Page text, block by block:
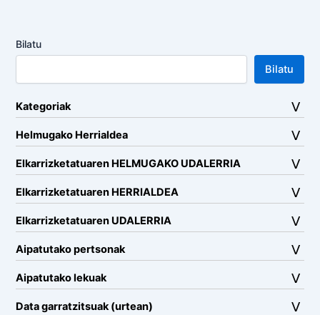
Bilatu
Bilatu
Kategoriak
Helmugako Herrialdea
Elkarrizketatuaren HELMUGAKO UDALERRIA
Elkarrizketatuaren HERRIALDEA
Elkarrizketatuaren UDALERRIA
Aipatutako pertsonak
Aipatutako lekuak
Data garratzitsuak (urtean)